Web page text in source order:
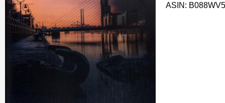
ASIN: